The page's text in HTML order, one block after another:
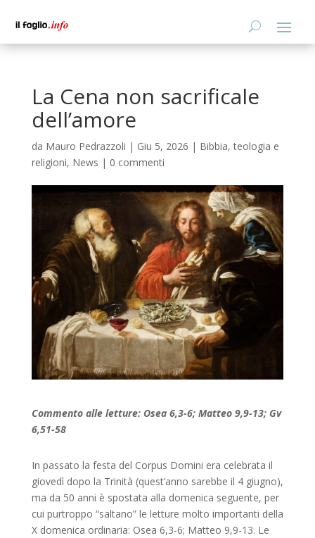
La Cena non sacrificale
dell’amore
da Mauro Pedrazzoli | Giu 5, 2026 | Bibbia, teologia e
religioni, News | 0 commenti
Commento alle letture: Osea 6,3-6; Matteo 9,9-13; Gv
6,51-58
In passato la festa del Corpus Domini era celebrata il
giovedì dopo la Trinità (quest’anno sarebbe il 4 giugno),
ma da 50 anni è spostata alla domenica seguente, per
cui purtroppo “saltano” le letture molto importanti della
X domenica ordinaria: Osea 6,3-6; Matteo 9,9-13. Le